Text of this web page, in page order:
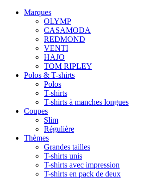
Marques
OLYMP
CASAMODA
REDMOND
VENTI
HAJO
TOM RIPLEY
Polos & T-shirts
Polos
T-shirts
T-shirts à manches longues
Coupes
Slim
Régulière
Thèmes
Grandes tailles
T-shirts unis
T-shirts avec impression
T-shirts en pack de deux